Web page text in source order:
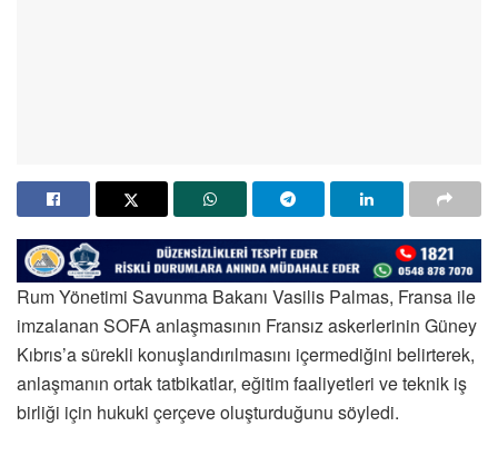
Rum Yönetimi Savunma Bakanı Vasilis Palmas, Fransa ile
imzalanan SOFA anlaşmasının Fransız askerlerinin Güney
Kıbrıs’a sürekli konuşlandırılmasını içermediğini belirterek,
anlaşmanın ortak tatbikatlar, eğitim faaliyetleri ve teknik iş
birliği için hukuki çerçeve oluşturduğunu söyledi.